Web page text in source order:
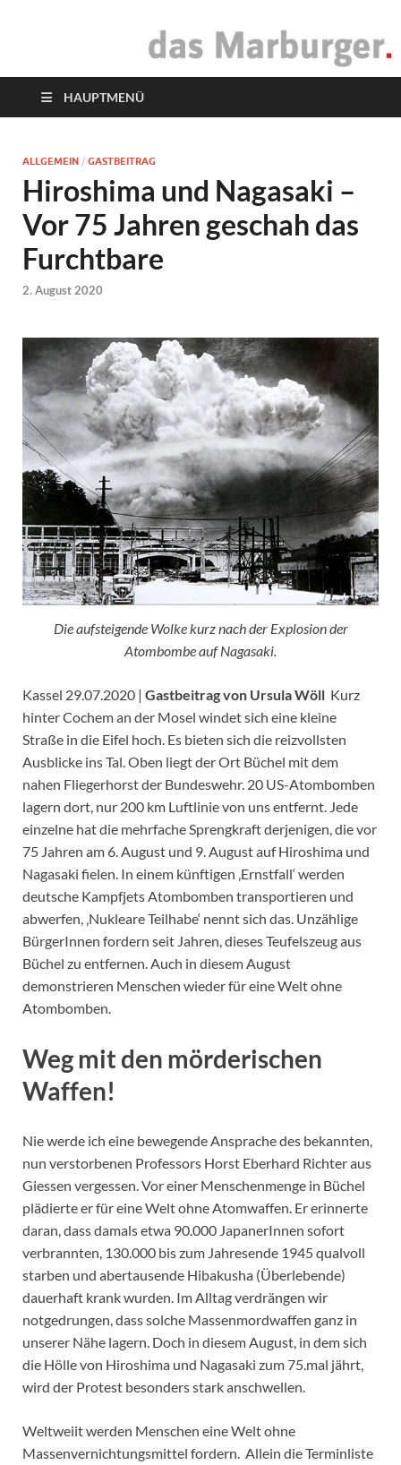
das Marburger.
HAUPTMENÜ
ALLGEMEIN / GASTBEITRAG
Hiroshima und Nagasaki –
Vor 75 Jahren geschah das
Furchtbare
2. August 2020
Die aufsteigende Wolke kurz nach der Explosion der
Atombombe auf Nagasaki.
Kassel 29.07.2020 | Gastbeitrag von Ursula Wöll Kurz
hinter Cochem an der Mosel windet sich eine kleine
Straße in die Eifel hoch. Es bieten sich die reizvollsten
Ausblicke ins Tal. Oben liegt der Ort Büchel mit dem
nahen Fliegerhorst der Bundeswehr. 20 US-Atombomben
lagern dort, nur 200 km Luftlinie von uns entfernt. Jede
einzelne hat die mehrfache Sprengkraft derjenigen, die vor
75 Jahren am 6. August und 9. August auf Hiroshima und
Nagasaki fielen. In einem künftigen ‚Ernstfall‘ werden
deutsche Kampfjets Atombomben transportieren und
abwerfen, ‚Nukleare Teilhabe‘ nennt sich das. Unzählige
BürgerInnen fordern seit Jahren, dieses Teufelszeug aus
Büchel zu entfernen. Auch in diesem August
demonstrieren Menschen wieder für eine Welt ohne
Atombomben.
Weg mit den mörderischen
Waffen!
Nie werde ich eine bewegende Ansprache des bekannten,
nun verstorbenen Professors Horst Eberhard Richter aus
Giessen vergessen. Vor einer Menschenmenge in Büchel
plädierte er für eine Welt ohne Atomwaffen. Er erinnerte
daran, dass damals etwa 90.000 JapanerInnen sofort
verbrannten, 130.000 bis zum Jahresende 1945 qualvoll
starben und abertausende Hibakusha (Überlebende)
dauerhaft krank wurden. Im Alltag verdrängen wir
notgedrungen, dass solche Massenmordwaffen ganz in
unserer Nähe lagern. Doch in diesem August, in dem sich
die Hölle von Hiroshima und Nagasaki zum 75.mal jährt,
wird der Protest besonders stark anschwellen.
Weltweiit werden Menschen eine Welt ohne
Massenvernichtungsmittel fordern. Allein die Terminliste